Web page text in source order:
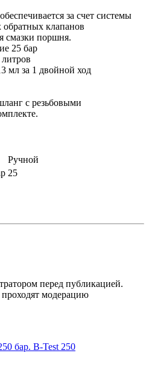
за счет системы
обратных клапанов
смазки поршня.
25 бар
мл за 1 двойной ход
с резьбовыми
Ручной
25
перед публикацией.
модерацию